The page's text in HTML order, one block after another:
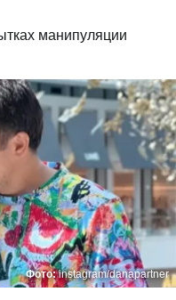
манипуляции
Фото:instagram/danapartner